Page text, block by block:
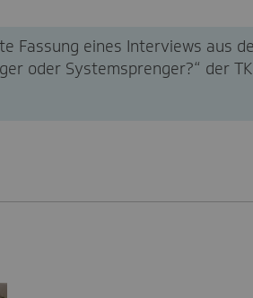
Fassung eines Interviews aus
oder Systemsprenger?“ der